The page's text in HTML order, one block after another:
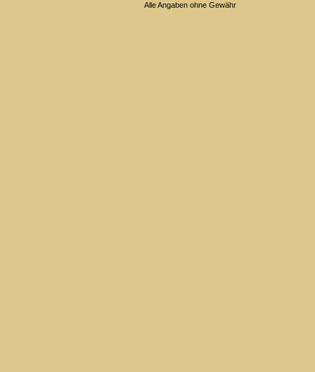
Alle Angaben ohne Gewähr